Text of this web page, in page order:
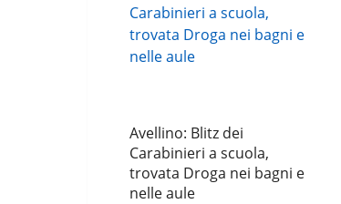
Avellino: Blitz dei
Carabinieri a scuola,
trovata Droga nei bagni e
nelle aule